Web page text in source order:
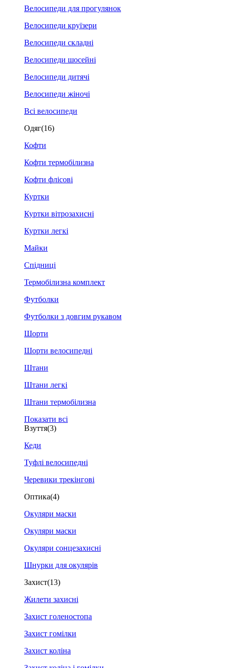
Велосипеди для прогулянок
Велосипеди круїзери
Велосипеди складні
Велосипеди шосейні
Велосипеди дитячі
Велосипеди жіночі
Всі велосипеди
Одяг(16)
Кофти
Кофти термобілизна
Кофти флісові
Куртки
Куртки вітрозахисні
Куртки легкі
Майки
Спідниці
Термобілизна комплект
Футболки
Футболки з довгим рукавом
Шорти
Шорти велосипедні
Штани
Штани легкі
Штани термобілизна
Показати всі
Взуття(3)
Кеди
Туфлі велосипедні
Черевики трекінгові
Оптика(4)
Окуляри маски
Окуляри маски
Окуляри сонцезахисні
Шнурки для окулярів
Захист(13)
Жилети захисні
Захист голеностопа
Захист гомілки
Захист коліна